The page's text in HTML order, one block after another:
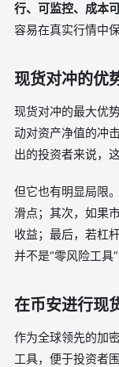
行、可监控、成本
容易在真实行情中
现货对冲的优
现货对冲的最大优
动对资产净值的冲
出的投资者来说，
但它也有明显局限
滑点；其次，如果
收益；最后，若杠
并不是“零风险工具
在币安进行现
作为全球领先的加
工具，便于投资者